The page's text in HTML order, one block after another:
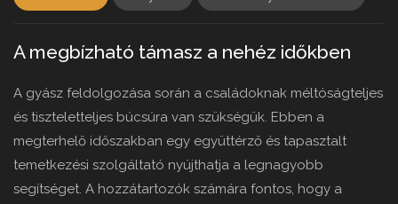
A megbízható támasz a nehéz időkben
A gyász feldolgozása során a családoknak méltóságteljes
és tiszteletteljes búcsúra van szükségük. Ebben a
megterhelő időszakban egy együttérző és tapasztalt
temetkezési szolgáltató nyújthatja a legnagyobb
segítséget. A hozzátartozók számára fontos, hogy a